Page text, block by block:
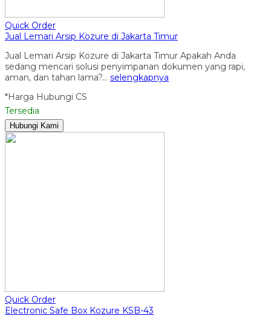
Quick Order
Jual Lemari Arsip Kozure di Jakarta Timur
Jual Lemari Arsip Kozure di Jakarta Timur Apakah Anda
sedang mencari solusi penyimpanan dokumen yang rapi,
aman, dan tahan lama?… selengkapnya
*Harga Hubungi CS
Tersedia
Hubungi Kami
Quick Order
Electronic Safe Box Kozure KSB-43